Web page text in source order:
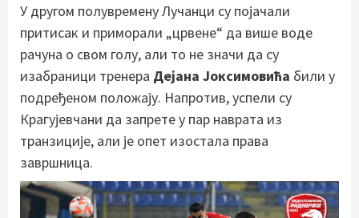
У другом полувремену Лучанци су појачали
притисак и приморали „црвене“ да више воде
рачуна о свом голу, али то не значи да су
изабраници тренера Дејана Јоксимовића били у
подређеном положају. Напротив, успели су
Крагујевчани да запрете у пар наврата из
транзиције, али је опет изостала права
завршница.